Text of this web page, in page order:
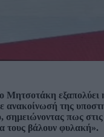
Μητσοτάκη
ανακοίνωσή της
σημειώνοντας πως
τους βάλουν φυλακή».